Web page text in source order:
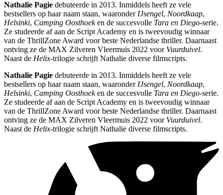
Nathalie Pagie debuteerde in 2013. Inmiddels heeft ze vele
bestsellers op haar naam staan, waaronder IJsengel, Noordkaap,
Helsinki, Camping Oosthoeken de succesvolle Tara en Diego-serie.
Ze studeerde af aan de Script Academy en is tweevoudig winnaar
van de ThrillZone Award voor beste Nederlandse thriller. Daarnaast
ontving ze de MAX Zilveren Vleermuis 2022 voor Vuurduivel.
Naast de Helix-trilogie schrijft Nathalie diverse filmscripts.
Nathalie Pagie debuteerde in 2013. Inmiddels heeft ze vele
bestsellers op haar naam staan, waaronder IJsengel, Noordkaap,
Helsinki, Camping Oosthoeken de succesvolle Tara en Diego-serie.
Ze studeerde af aan de Script Academy en is tweevoudig winnaar
van de ThrillZone Award voor beste Nederlandse thriller. Daarnaast
ontving ze de MAX Zilveren Vleermuis 2022 voor Vuurduivel.
Naast de Helix-trilogie schrijft Nathalie diverse filmscripts.